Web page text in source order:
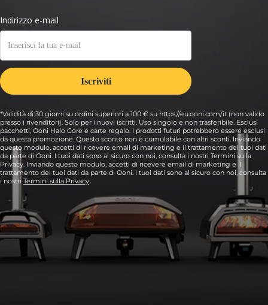
*Validità di 30 giorni su ordini superiori a 100 € su https://eu.ooni.com/it (non valido
presso i rivenditori). Solo per i nuovi iscritti. Uso singolo e non trasferibile. Esclusi
pacchetti, Ooni Halo Core e carte regalo. I prodotti futuri potrebbero essere esclusi
da questa promozione. Questo sconto non è cumulabile con altri sconti. Inviando
questo modulo, accetti di ricevere email di marketing e il trattamento dei tuoi dati
da parte di Ooni. I tuoi dati sono al sicuro con noi, consulta i nostri Termini sulla
Privacy. Inviando questo modulo, accetti di ricevere email di marketing e il
trattamento dei tuoi dati da parte di Ooni. I tuoi dati sono al sicuro con noi, consulta
i nostri Termini sulla Privacy.